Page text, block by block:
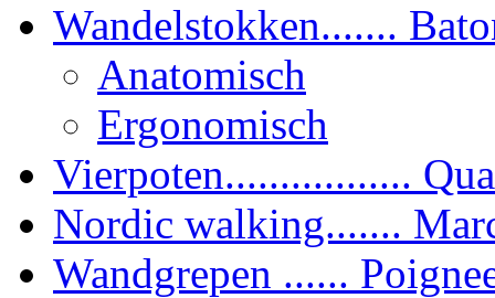
Wandelstokken.......
Anatomisch
Ergonomisch
Vierpoten.................
Nordic walking.......
Wandgrepen ......